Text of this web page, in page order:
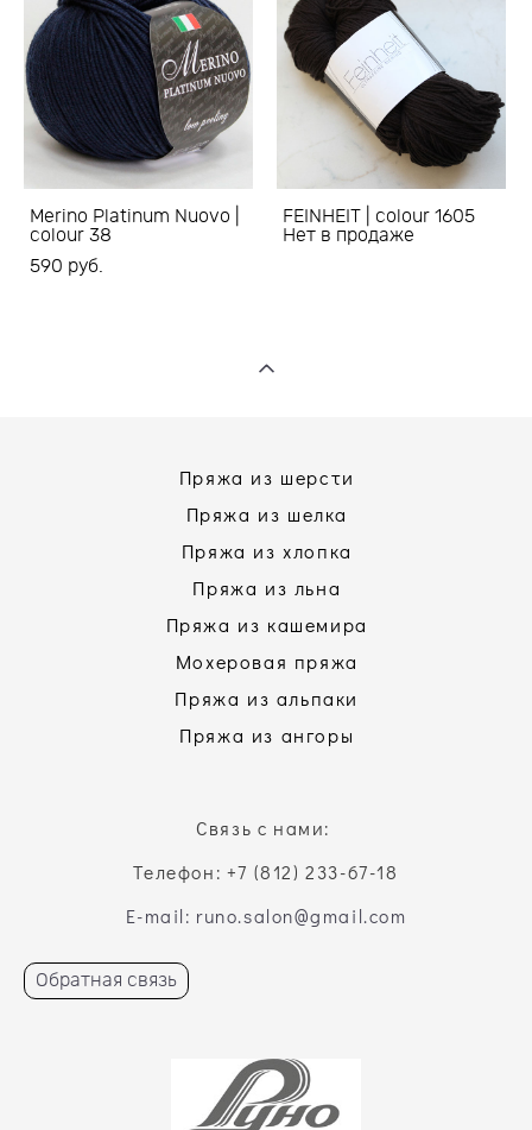
Merino Platinum Nuovo |
colour 38
590 pуб.
FEINHEIT | colour 1605
Нет в продаже
Пряжа из шерсти
Пряжа из шелка
Пряжа из хлопка
Пряжа из льна
Пряжа из кашемира
Мохеровая пряжа
Пряжа из альпаки
Пряжа из ангоры
Связь с нами:
Телефон: +7 (812) 233-67-18
E-mail: runo.salon@gmail.com
Обратная связь